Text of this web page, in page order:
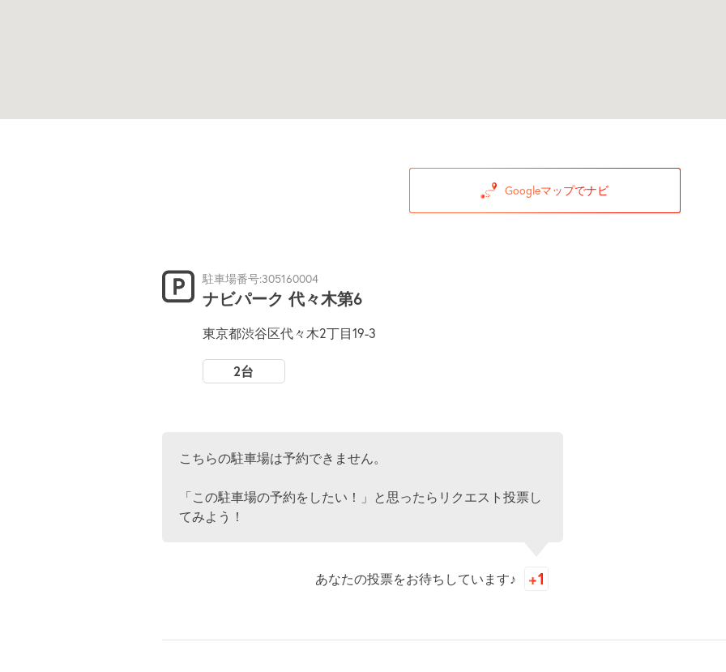
Googleマップでナビ
駐車場番号:305160004
ナビパーク 代々木第6
東京都渋谷区代々木2丁目19-3
2台
こちらの駐車場は予約できません。
「この駐車場の予約をしたい！」と思ったらリクエスト投票し
てみよう！
あなたの投票をお待ちしています♪